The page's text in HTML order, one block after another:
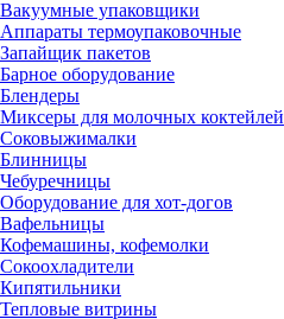
Вакуумные упаковщики
Аппараты термоупаковочные
Запайщик пакетов
Барное оборудование
Блендеры
Миксеры для молочных коктейлей
Соковыжималки
Блинницы
Чебуречницы
Оборудование для хот-догов
Вафельницы
Кофемашины, кофемолки
Сокоохладители
Кипятильники
Тепловые витрины